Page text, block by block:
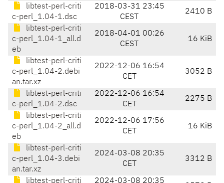
libtest-perl-criti
c-perl_1.04-1.dsc
2018-03-31 23:45
CEST
2410 B
libtest-perl-criti
c-perl_1.04-1_all.d
eb
2018-04-01 00:26
CEST
16 KiB
libtest-perl-criti
c-perl_1.04-2.debi
an.tar.xz
2022-12-06 16:54
CET
3052 B
libtest-perl-criti
c-perl_1.04-2.dsc
2022-12-06 16:54
CET
2275 B
libtest-perl-criti
c-perl_1.04-2_all.d
eb
2022-12-06 17:56
CET
16 KiB
libtest-perl-criti
c-perl_1.04-3.debi
an.tar.xz
2024-03-08 20:35
CET
3312 B
libtest-perl-criti 2024-03-08 20:35